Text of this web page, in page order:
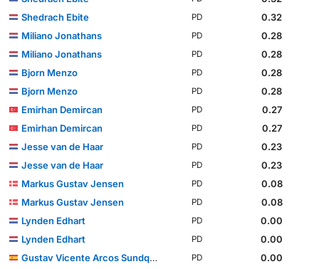
Shedrach Ebite
PD
0.32
Miliano Jonathans
PD
0.28
Miliano Jonathans
PD
0.28
Bjorn Menzo
PD
0.28
Bjorn Menzo
PD
0.28
Emirhan Demircan
PD
0.27
Emirhan Demircan
PD
0.27
Jesse van de Haar
PD
0.23
Jesse van de Haar
PD
0.23
Markus Gustav Jensen
PD
0.08
Markus Gustav Jensen
PD
0.08
Lynden Edhart
PD
0.00
Lynden Edhart
PD
0.00
Gustav Vicente Arcos Sundqvist
PD
0.00